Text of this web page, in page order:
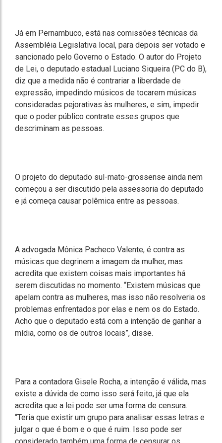
Já em Pernambuco, está nas comissões técnicas da
Assembléia Legislativa local, para depois ser votado e
sancionado pelo Governo o Estado. O autor do Projeto
de Lei, o deputado estadual Luciano Siqueira (PC do B),
diz que a medida não é contrariar a liberdade de
expressão, impedindo músicos de tocarem músicas
consideradas pejorativas às mulheres, e sim, impedir
que o poder público contrate esses grupos que
descriminam as pessoas.
O projeto do deputado sul-mato-grossense ainda nem
começou a ser discutido pela assessoria do deputado
e já começa causar polêmica entre as pessoas.
A advogada Mônica Pacheco Valente, é contra as
músicas que degrinem a imagem da mulher, mas
acredita que existem coisas mais importantes há
serem discutidas no momento. “Existem músicas que
apelam contra as mulheres, mas isso não resolveria os
problemas enfrentados por elas e nem os do Estado.
Acho que o deputado está com a intenção de ganhar a
mídia, como os de outros locais”, disse.
Para a contadora Gisele Rocha, a intenção é válida, mas
existe a dúvida de como isso será feito, já que ela
acredita que a lei pode ser uma forma de censura.
“Teria que existir um grupo para analisar essas letras e
julgar o que é bom e o que é ruim. Isso pode ser